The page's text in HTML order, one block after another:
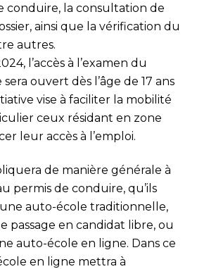
conduire, la consultation de
ainsi que la vérification du
autres.
l’accès à l’examen du
ouvert dès l’âge de 17 ans
vise à faciliter la mobilité
ceux résidant en zone
leur accès à l’emploi.
de manière générale à
permis de conduire, qu’ils
auto-école traditionnelle,
passage en candidat libre, ou
auto-école en ligne. Dans ce
en ligne mettra à